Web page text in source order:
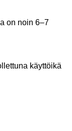
on noin 6–7
käyttöikä